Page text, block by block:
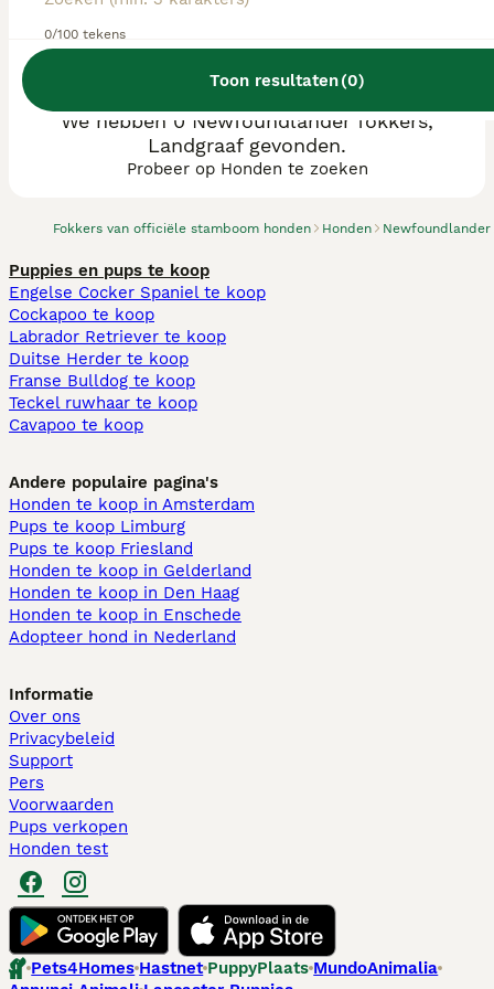
0/100 tekens
Toon resultaten(0)
Fokkers van officiële stamboom honden Honden Newfoundlander
We hebben 0 Newfoundlander fokkers,
Landgraaf gevonden.
Probeer op Honden te zoeken
Puppies en pups te koop
Engelse Cocker Spaniel te koop
Cockapoo te koop
Labrador Retriever te koop
Duitse Herder te koop
Franse Bulldog te koop
Teckel ruwhaar te koop
Cavapoo te koop
Andere populaire pagina's
Honden te koop in Amsterdam
Pups te koop Limburg​
Pups te koop Friesland​
Honden te koop in Gelderland
Honden te koop in Den Haag
Honden te koop in Enschede
Adopteer hond in Nederland
Informatie
Over ons
Privacybeleid
Support
Pers
Voorwaarden
Pups verkopen
Honden test
Pets4Homes Hastnet PuppyPlaats MundoAnimalia